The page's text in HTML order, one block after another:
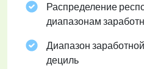
Распределение
диапазонам
Диапазон
дециль